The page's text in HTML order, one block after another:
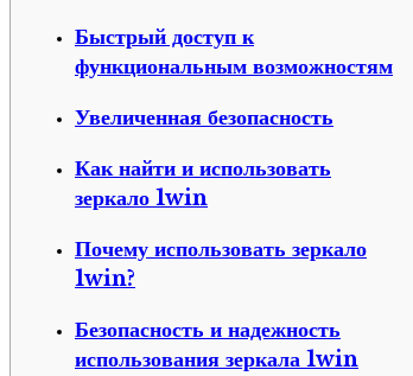
Быстрый доступ к
функциональным возможностям
Увеличенная безопасность
Как найти и использовать
зеркало 1win
Почему использовать зеркало
1win?
Безопасность и надежность
использования зеркала 1win